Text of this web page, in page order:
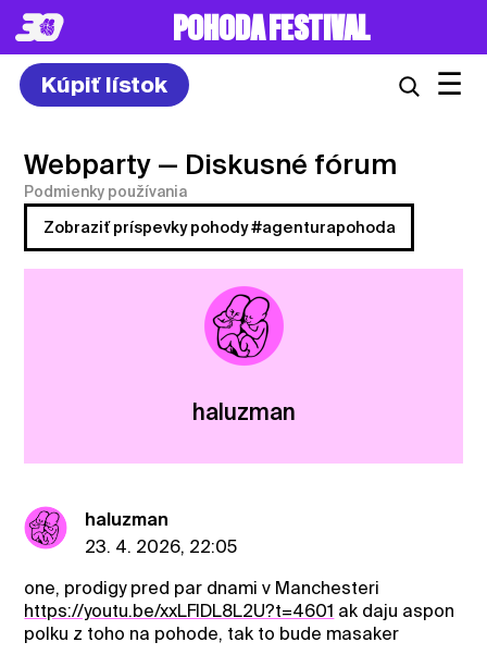
POHODA FESTIVAL
Kúpiť lístok ☰
Webparty — Diskusné fórum
Podmienky používania
Zobraziť príspevky pohody #agenturapohoda
haluzman
haluzman
23. 4. 2026, 22:05
one, prodigy pred par dnami v Manchesteri
https://youtu.be/xxLFlDL8L2U?t=4601 ak daju aspon
polku z toho na pohode, tak to bude masaker